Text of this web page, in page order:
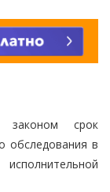
законом срок
обследования в